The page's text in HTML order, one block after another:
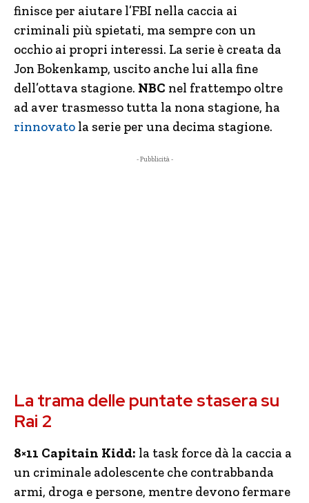
finisce per aiutare l’FBI nella caccia ai
criminali più spietati, ma sempre con un
occhio ai propri interessi. La serie è creata da
Jon Bokenkamp, uscito anche lui alla fine
dell’ottava stagione. NBC nel frattempo oltre
ad aver trasmesso tutta la nona stagione, ha
rinnovato la serie per una decima stagione.
- Pubblicità -
La trama delle puntate stasera su
Rai 2
8×11 Capitain Kidd: la task force dà la caccia a
un criminale adolescente che contrabbanda
armi, droga e persone, mentre devono fermare